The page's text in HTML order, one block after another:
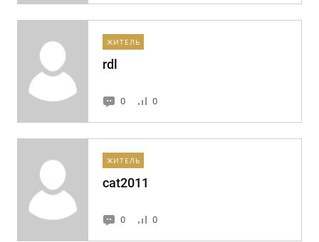
ЖИТЕЛЬ
rdl
0 0
ЖИТЕЛЬ
cat2011
0 0